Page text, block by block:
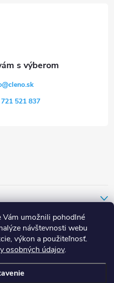
Vám umožnili pohodlné
návštevnosti webu
výkon a použiteľnosť.
osobných údajov.
@cleno.sk
521 837